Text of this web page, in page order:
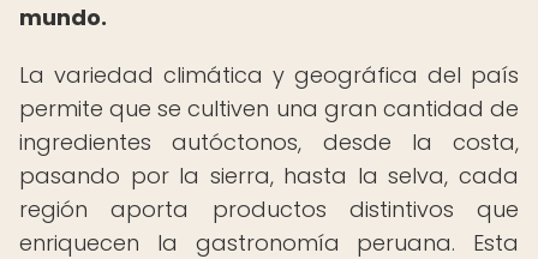
mundo.
La variedad climática y geográfica del país
permite que se cultiven una gran cantidad de
ingredientes autóctonos, desde la costa,
pasando por la sierra, hasta la selva, cada
región aporta productos distintivos que
enriquecen la gastronomía peruana. Esta